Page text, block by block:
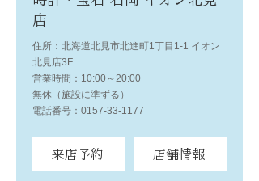
店
住所：北海道北見市北進町1丁目1-1 イオン
北見店3F
営業時間：10:00～20:00
無休（施設に準ずる）
電話番号：0157-33-1177
来店予約 店舗情報